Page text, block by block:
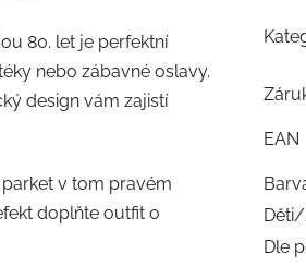
80. let je perfektní
nebo zábavné oslavy.
design vám zajistí
v tom pravém
doplňte outfit o
EAN
Dle